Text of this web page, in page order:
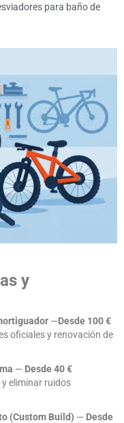
para baño de
y
—Desde 100 €
oficiales y renovación de
— Desde40 €
eliminar ruidos
(Custom Build) — Desde